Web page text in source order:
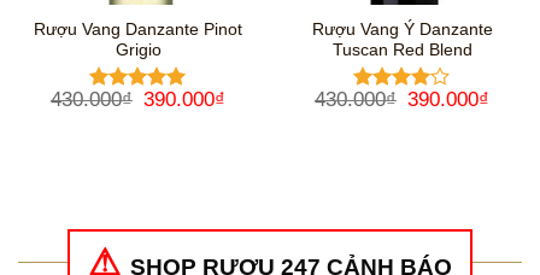
Rượu Vang Danzante Pinot
Grigio
Được xếp
430.000₫ Giá
390.000₫
Rượu Vang Ý Danzante
Tuscan Red Blend
Được
430.000₫ Giá
390.000₫
SHOP RƯỢU 247 CẢNH BÁO